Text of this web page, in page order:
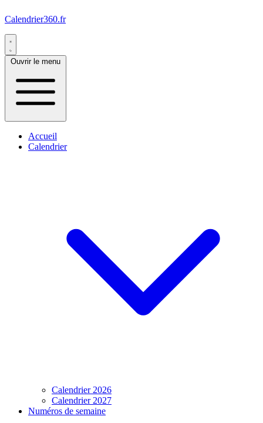
Calendrier360.fr
Ouvrir le menu
Accueil
Calendrier
Calendrier 2026
Calendrier 2027
Numéros de semaine